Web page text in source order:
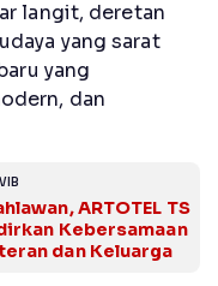
langit, deretan
yang sarat
yang
dan
ARTOTEL TS
Kebersamaan
dan Keluarga